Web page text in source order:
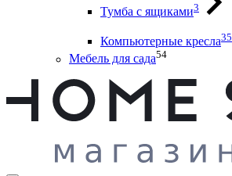
Тумба с ящиками3
Компьютерные кресла35
Мебель для сада54